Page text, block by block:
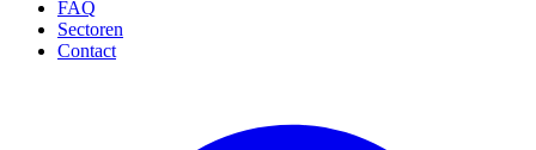
FAQ
Sectoren
Contact